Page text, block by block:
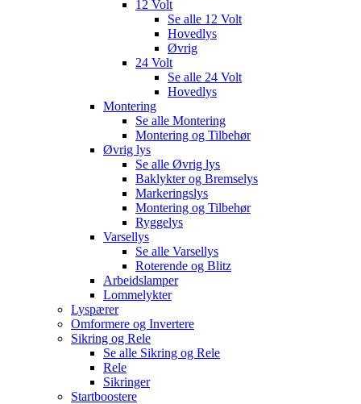
12 Volt
Se alle 12 Volt
Hovedlys
Øvrig
24 Volt
Se alle 24 Volt
Hovedlys
Montering
Se alle Montering
Montering og Tilbehør
Øvrig lys
Se alle Øvrig lys
Baklykter og Bremselys
Markeringslys
Montering og Tilbehør
Ryggelys
Varsellys
Se alle Varsellys
Roterende og Blitz
Arbeidslamper
Lommelykter
Lyspærer
Omformere og Invertere
Sikring og Rele
Se alle Sikring og Rele
Rele
Sikringer
Startboostere